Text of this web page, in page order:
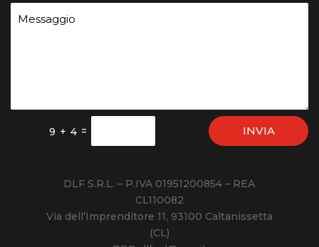
9 + 4 = INVIA
DLF S.R.L. – P.IVA 01951200854 – REA
CL110082
Via dell’Imprenditore 11, 93100 Caltanissetta
(CL)